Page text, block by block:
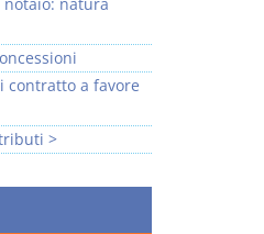
contratto a favore
>